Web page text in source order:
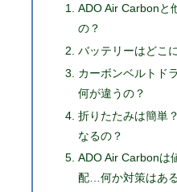
ADO Air Carbonと
の？
バッテリーはどこ
カーボンベルトド
何が違うの？
折りたたみは簡単
なるの？
ADO Air Carbonは
配…何か対策はあ